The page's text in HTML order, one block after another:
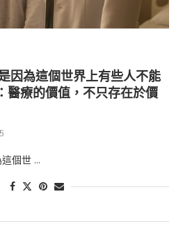
因為這個世界上有些人不能
醫療的價值，不只存在於價
這個世 …